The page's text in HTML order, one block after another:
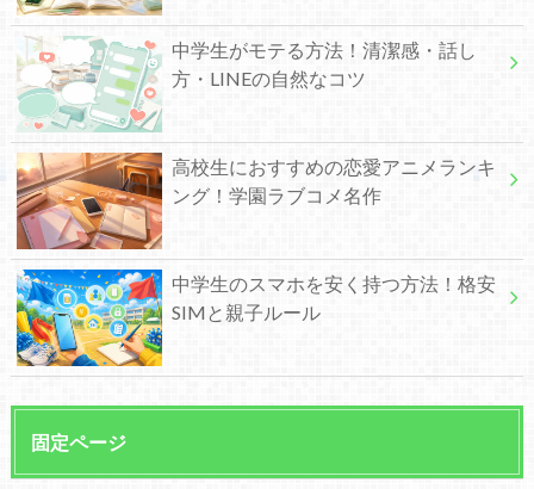
中学生がモテる方法！清潔感・話し
方・LINEの自然なコツ
高校生におすすめの恋愛アニメランキ
ング！学園ラブコメ名作
中学生のスマホを安く持つ方法！格安
SIMと親子ルール
固定ページ